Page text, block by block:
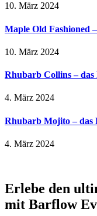
10. März 2024
Maple Old Fashioned
10. März 2024
Rhubarb Collins – das
4. März 2024
Rhubarb Mojito – das
4. März 2024
Erlebe den
mit Barflow